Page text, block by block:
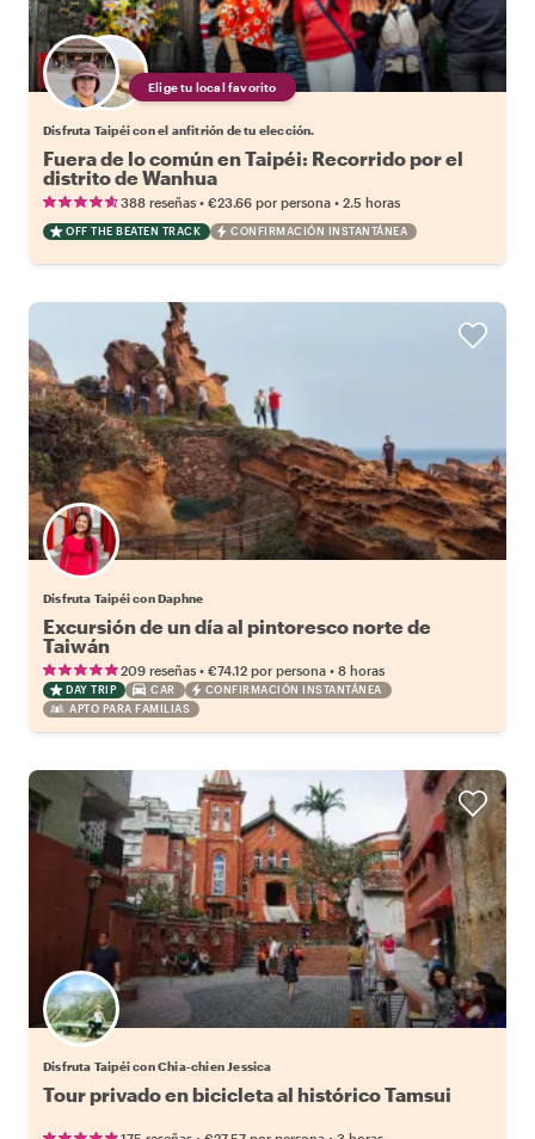
Elige tu local favorito
Disfruta Taipéi con el anfitrión de tu elección.
Fuera de lo común en Taipéi: Recorrido por el
distrito de Wanhua
388 reseñas • €23.66 por persona • 2.5 horas
OFF THE BEATEN TRACK CONFIRMACIÓN INSTANTÁNEA
Disfruta Taipéi con Daphne
Excursión de un día al pintoresco norte de
Taiwán
209 reseñas • €74.12 por persona • 8 horas
DAY TRIP CAR
CONFIRMACIÓN INSTANTÁNEA
APTO PARA FAMILIAS
Disfruta Taipéi con Chia-chien Jessica
Tour privado en bicicleta al histórico Tamsui